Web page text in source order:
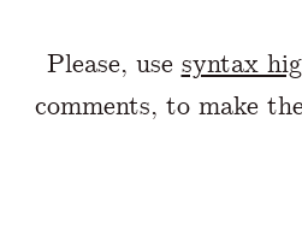
Please, use syntax
comments, to make